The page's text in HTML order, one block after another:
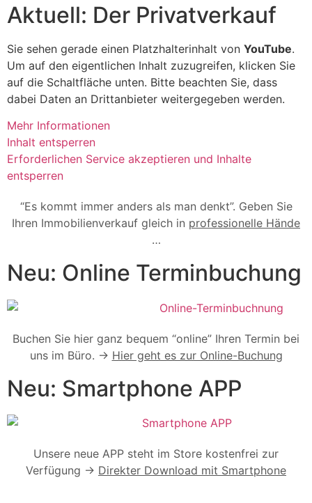
Aktuell: Der Privatverkauf
Sie sehen gerade einen Platzhalterinhalt von YouTube.
Um auf den eigentlichen Inhalt zuzugreifen, klicken Sie
auf die Schaltfläche unten. Bitte beachten Sie, dass
dabei Daten an Drittanbieter weitergegeben werden.
Mehr Informationen
Inhalt entsperren
Erforderlichen Service akzeptieren und Inhalte
entsperren
“Es kommt immer anders als man denkt”. Geben Sie
Ihren Immobilienverkauf gleich in professionelle Hände
…
Neu: Online Terminbuchung
Buchen Sie hier ganz bequem “online” Ihren Termin bei
uns im Büro. -> Hier geht es zur Online-Buchung
Neu: Smartphone APP
Unsere neue APP steht im Store kostenfrei zur
Verfügung -> Direkter Download mit Smartphone